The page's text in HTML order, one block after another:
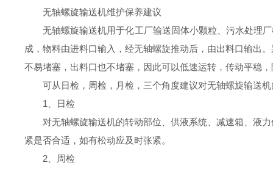
无轴螺旋输送机维护保养建议
无轴螺旋输送机用于化工厂输送固体小颗粒、污水处理
成，物料由进料口输入，经无轴螺旋推动后，由出料口输出
不易堵塞，出料口也不堵塞，因此可以低速运转，传动平稳
可从日检，周检，月检，三个角度建议对无轴螺旋输送
1
、日检
对无轴螺旋输送机的转动部位、供液系统、减速箱、液
紧是否合适，如有松动应及时张紧。
2 、周检